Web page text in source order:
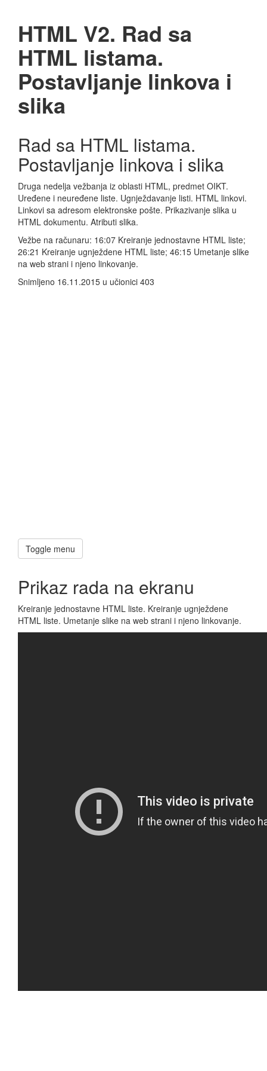
HTML. Uvod u HTML
HTML. Rad sa listama
HTML. Rad sa tabelama
Baze podataka. Relacije i upiti
HTML V2. Rad sa
HTML listama.
Postavljanje linkova i
slika
Rad sa HTML listama.
Postavljanje linkova i slika
Druga nedelja vežbanja iz oblasti HTML, predmet OIKT.
Uređene i neuređene liste. Ugnježdavanje listi. HTML linkovi.
Linkovi sa adresom elektronske pošte. Prikazivanje slika u
HTML dokumentu. Atributi slika.
Vežbe na računaru: 16:07 Kreiranje jednostavne HTML liste;
26:21 Kreiranje ugnježdene HTML liste; 46:15 Umetanje slike
na web strani i njeno linkovanje.
Snimljeno 16.11.2015 u učionici 403
Toggle menu
Prikaz rada na ekranu
Kreiranje jednostavne HTML liste. Kreiranje ugnježdene
HTML liste. Umetanje slike na web strani i njeno linkovanje.